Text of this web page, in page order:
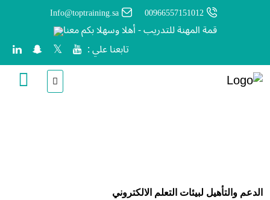
00966557151012
Info@toptraining.sa
قمة المهنة للتدريب - أهلا وسهلا بكم معنا
تابعنا علي :
الدعم والتأهيل لبيئات التعلم الالكتروني